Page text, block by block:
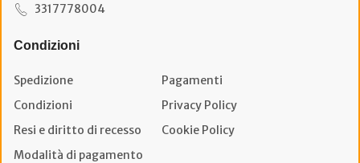
3317778004
Condizioni
Spedizione
Pagamenti
Condizioni
Privacy Policy
Resi e diritto di recesso
Cookie Policy
Modalità di pagamento